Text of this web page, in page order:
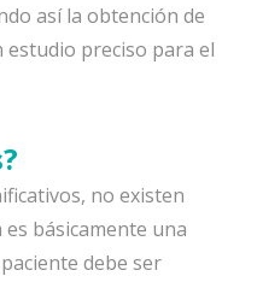
así la obtención de
estudio preciso para el
no existen
básicamente una
debe ser